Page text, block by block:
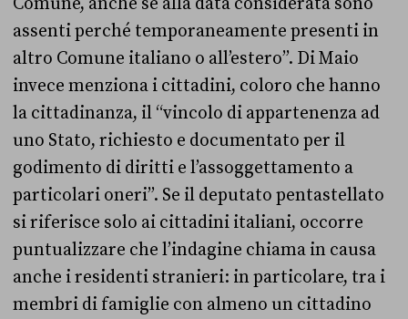
assenti perché temporaneamente presenti in
altro Comune italiano o all’estero”. Di Maio
invece menziona i cittadini, coloro che hanno
la cittadinanza, il “vincolo di appartenenza ad
uno Stato, richiesto e documentato per il
godimento di diritti e l’assoggettamento a
particolari oneri”. Se il deputato pentastellato
si riferisce solo ai cittadini italiani, occorre
puntualizzare che l’indagine chiama in causa
anche i residenti stranieri: in particolare, tra i
membri di famiglie con almeno un cittadino